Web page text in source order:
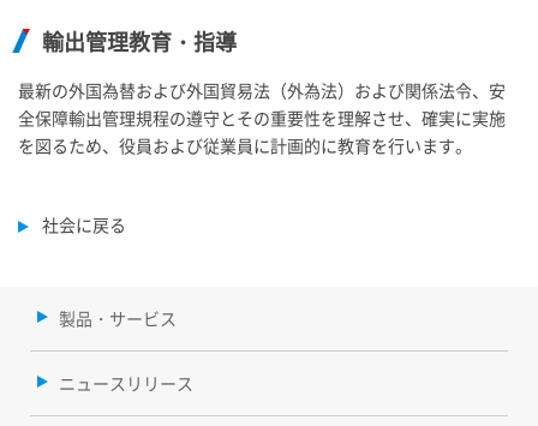
輸出管理教育・指導
最新の外国為替および外国貿易法（外為法）および関係法令、安
全保障輸出管理規程の遵守とその重要性を理解させ、確実に実施
を図るため、役員および従業員に計画的に教育を行います。
社会に戻る
製品・サービス
ニュースリリース